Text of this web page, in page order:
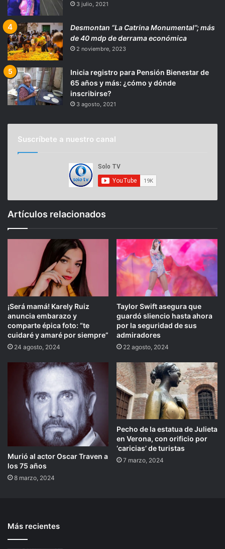
3 julio, 2021
Desmontan “La Catrina Monumental”; más
de 40 mdp de derrama económica
2 noviembre, 2023
Inicia registro para Pensión Bienestar de
65 años y más: ¿cómo y dónde
inscribirse?
3 agosto, 2021
Suscríbete a nuestro canal
Artículos relacionados
¡Será mamá! Karely Ruiz
anuncia embarazo y
comparte épica foto: “te
cuidaré y amaré por siempre”
24 agosto, 2024
Taylor Swift asegura que
guardó sliencio hasta ahora
por la seguridad de sus
admiradores
22 agosto, 2024
Murió al actor Oscar Traven a
los 75 años
8 marzo, 2024
Pecho de la estatua de Julieta
en Verona, con orificio por
‘caricias’ de turistas
7 marzo, 2024
Más recientes